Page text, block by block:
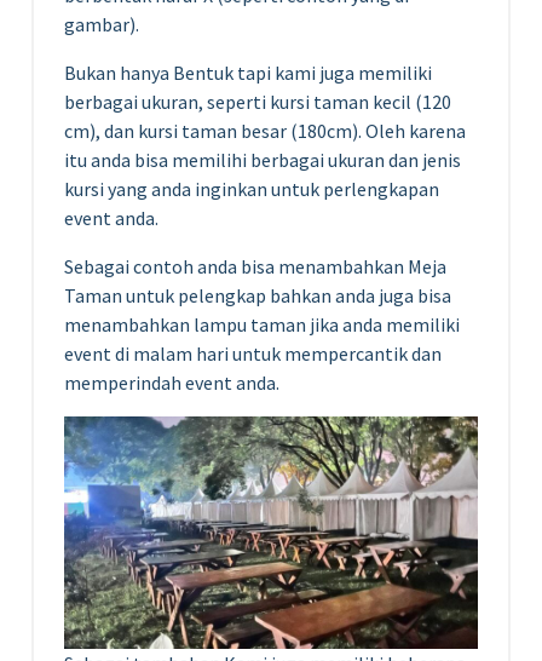
gambar).
Bukan hanya Bentuk tapi kami juga memiliki
berbagai ukuran, seperti kursi taman kecil (120
cm), dan kursi taman besar (180cm). Oleh karena
itu anda bisa memilihi berbagai ukuran dan jenis
kursi yang anda inginkan untuk perlengkapan
event anda.
Sebagai contoh anda bisa menambahkan Meja
Taman untuk pelengkap bahkan anda juga bisa
menambahkan lampu taman jika anda memiliki
event di malam hari untuk mempercantik dan
memperindah event anda.